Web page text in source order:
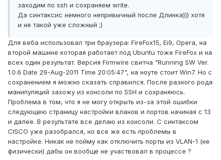
заходим по ssh и сохраняем write.
Да синтаксис немного непривычный после Длинка))) хотя
и не такой уже сложный ;)
Для веба использовал три браузера: FireFox15, Ei9, Opera, на
второй машине которая работает под Ubuntu тоже FireFox и на
всех один результат. Версия Firmwire свитча "Running SW Ver.
1.0.6 Date 29-Aug-2011 Time 20:05:47", на ноуте стоит Win7. Но с
сохранением я можно сказать справился. После разного рода
манипуляций захожу из консоли по SSH и сохраняюсь.
Проблема в том, что я не могу открыть из-за этой ошибки
следующею страницу настройки вланов и портов начиная с 13
и далее. В результате все делаю из консоли. С синтаксом
CISCO уже разобрался, но все же есть проблемы в
настройке. Никак не пойму как отключить порты из VLAN-1 (не
физически) дабы он вообще не участвовал в процессе ?